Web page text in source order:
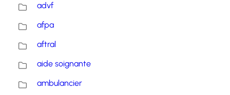
advf
afpa
aftral
aide soignante
ambulancier